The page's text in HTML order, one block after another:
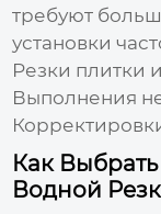
требуют
установки
Резки плитки
Выполнения
Как
Водной